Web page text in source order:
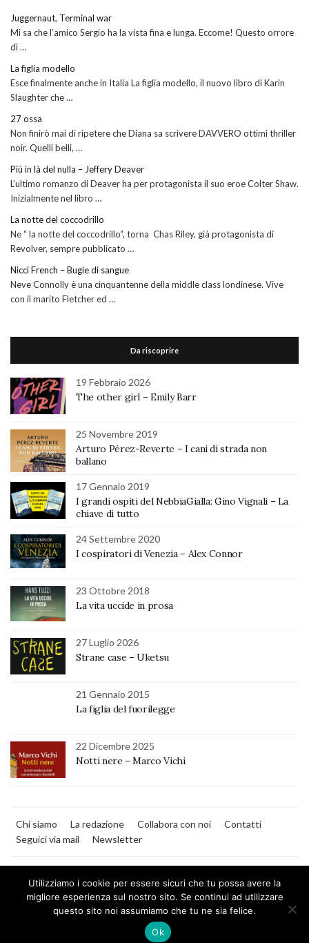
Juggernaut, Terminal war
Mi sa che l’amico Sergio ha la vista fina e lunga. Eccome! Questo orrore
di …
La figlia modello
Esce finalmente anche in Italia La figlia modello, il nuovo libro di Karin
Slaughter che …
27 ossa
Non finirò mai di ripetere che Diana sa scrivere DAVVERO ottimi thriller
noir. Quelli belli, …
Più in là del nulla – Jeffery Deaver
L’ultimo romanzo di Deaver ha per protagonista il suo eroe Colter Shaw.
Inizialmente nel libro …
La notte del coccodrillo
Ne “ la notte del coccodrillo“, torna Chas Riley, già protagonista di
Revolver, sempre pubblicato …
Nicci French – Bugie di sangue
Neve Connolly è una cinquantenne della middle class londinese. Vive
con il marito Fletcher ed …
Da riscoprire
19 Febbraio 2026
The other girl – Emily Barr
25 Novembre 2019
Arturo Pérez-Reverte – I cani di strada non
ballano
17 Gennaio 2019
I grandi ospiti del NebbiaGialla: Gino Vignali – La
chiave di tutto
24 Settembre 2020
I cospiratori di Venezia – Alex Connor
23 Ottobre 2018
La vita uccide in prosa
27 Luglio 2026
Strane case – Uketsu
21 Gennaio 2015
La figlia del fuorilegge
22 Dicembre 2025
Notti nere – Marco Vichi
Chi siamo La redazione Collabora con noi
Contatti
Seguici via mail
Newsletter
MilanoNera
Utilizziamo i cookie per essere sicuri che tu possa avere la
migliore esperienza sul nostro sito. Se continui ad utilizzare
questo sito noi assumiamo che tu ne sia felice.
Ok